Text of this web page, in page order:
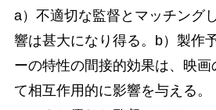
a）不適切な監督とマッチング
響は甚大になり得る。b）製作
ーの特性の間接的効果は、映画
て相互作用的に影響を与える